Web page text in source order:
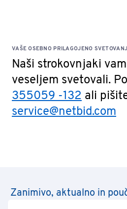
VAŠE OSEBNO PRILAGOJENO
Naši strokovnjaki
veseljem svetovali.
355059 -132 ali
service@netbid.com
Zanimivo, aktualno in